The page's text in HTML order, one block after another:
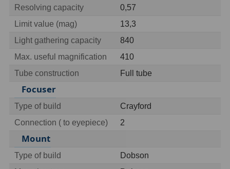
Barevné66
Barlow čočky 65
Barlow 2x 38
Barlow 3x12
Barlow 4x3
Barlow 5x
Převracecí
Hledáčky
Resolving capacity
0,57
Limit value (mag)
13,3
Light gathering capacity
840
Max. useful magnification
410
Tube construction
Full tube
Focuser
Type of build
Crayford
Connection ( to eyepiece)
2
Mount
Type of build
Dobson